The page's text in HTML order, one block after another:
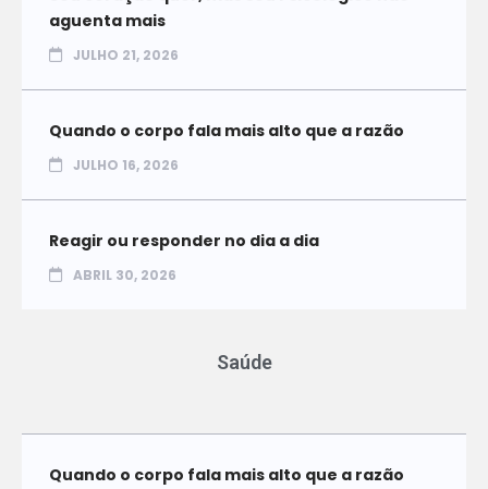
aguenta mais
JULHO 21, 2026
Quando o corpo fala mais alto que a razão
JULHO 16, 2026
Reagir ou responder no dia a dia
ABRIL 30, 2026
Saúde
Quando o corpo fala mais alto que a razão